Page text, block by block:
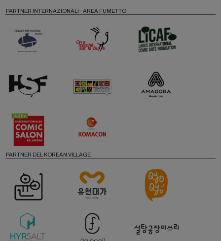
PARTNER INTERNAZIONALI - AREA FUMETTO
PARTNER DEL KOREAN VILLAGE